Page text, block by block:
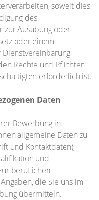
soweit dies
des
zur Ausübung oder
oder einem
Rechte und Pflichten
erforderlich ist.
Daten
Bewerbung in
allgemeine Daten zu
und Kontaktdaten),
und
beruflichen
die Sie uns im
übermitteln.